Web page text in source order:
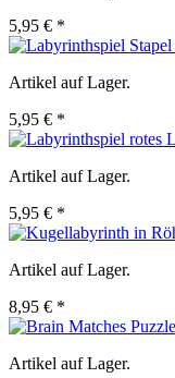
5,95 € *
Artikel auf Lager.
5,95 € *
Artikel auf Lager.
5,95 € *
Artikel auf Lager.
8,95 € *
Artikel auf Lager.